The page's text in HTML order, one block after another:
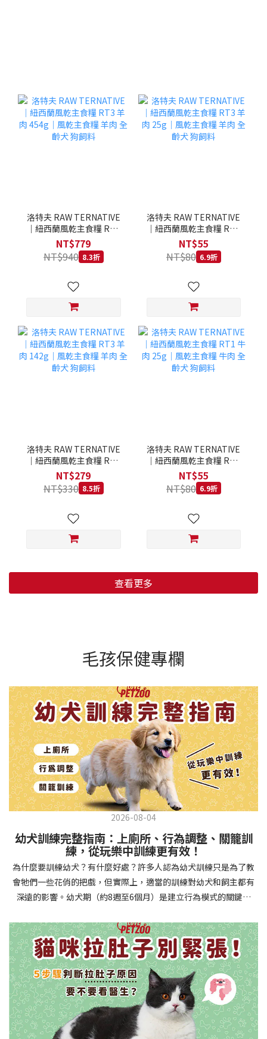
洛特夫 RAW TERNATIVE
｜紐西蘭風乾主食糧 RT3
羊肉 454g｜風乾主食糧 羊
肉 全齡犬 狗飼料
NT$779
NT$940 8.3折
洛特夫 RAW TERNATIVE
｜紐西蘭風乾主食糧 RT3
羊肉 25g｜風乾主食糧 羊
肉 全齡犬 狗飼料
NT$55
NT$80 6.9折
洛特夫 RAW TERNATIVE
｜紐西蘭風乾主食糧 RT3
羊肉 142g｜風乾主食糧 羊
肉 全齡犬 狗飼料
NT$279
NT$330 8.5折
洛特夫 RAW TERNATIVE
｜紐西蘭風乾主食糧 RT1
牛肉 25g｜風乾主食糧 牛
肉 全齡犬 狗飼料
NT$55
NT$80 6.9折
查看更多
毛孩保健專欄
2026-08-04
幼犬訓練完整指南：上廁所、行為調整、關籠訓
練，從玩樂中訓練更有效！
為什麼要訓練幼犬？有什麼好處？許多人認為幼犬訓練只是為了教
會牠們一些花俏的把戲，但實際上，適當的訓練對幼犬和飼主都有
深遠的影響。幼犬期（約8週至6個月）是建立行為模式的關鍵時
的行為問題，並建立人犬間的健康關係。 建立安全健康的生活環境
透過基礎訓練，幼犬能學會家居規則，避免危險行為和破壞家具。
像是「不」和「放下」等指令可以阻止幼犬咬電線或誤食有害物
質，有效降低居家意外風險。規律的如廁訓練則能養成良好衛生習
慣，讓家中環境保持乾淨舒適。增強溝通與信任關係訓練過程就像
建立一種共同語言，幫助你和幼犬更好地理解彼此。當幼犬學會回
應你的指令，不只增加了互動機會，也建立了主人作為領導者的地
位。正向獎勵式訓練更能培養幼犬對你的信任感，強化情感連結，